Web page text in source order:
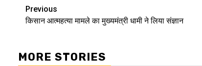
Continue
Reading
Previous
किसान आत्महत्या मामले का मुख्यमंत्री धामी ने लिया संज्ञान
MORE STORIES